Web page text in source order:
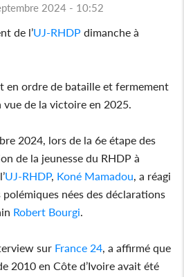
2024 - 10:52
de l’UJ-RHDP dimanche à
en ordre de bataille et fermement
de la victoire en 2025.
2024, lors de la 6e étape des
de la jeunesse du RHDP à
UJ-RHDP, Koné Mamadou , a réagi
nées des déclarations
Robert Bourgi
sur France 24 , a affirmé que
2010 en Côte d’Ivoire avait été